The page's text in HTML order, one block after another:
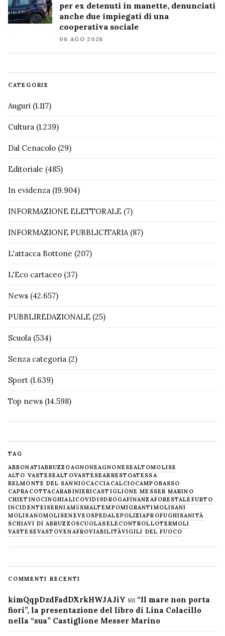
per ex detenuti in manette, denunciati
anche due impiegati di una
cooperativa sociale
06 AGO 2026
CATEGORIE
Auguri (1.117)
Cultura (1.239)
Dal Cenacolo (29)
Editoriale (485)
In evidenza (19.904)
INFORMAZIONE ELETTORALE (7)
INFORMAZIONE PUBBLICITARIA(87)
L'attacca Bottone (207)
L'Eco cartaceo (37)
News (42.657)
PUBBLIREDAZIONALE (25)
Scuola (534)
Senza categoria (2)
Sport (1.639)
Top news (14.598)
TAG
ABBONATIABRUZZOAGNONEAGNONESEALTOMOLISE
ALTO VASTESEALTOVASTESEARRESTOATESSA
BELMONTE DEL SANNIOCACCIACALCIOCAMPOBASSO
CAPRACOTTACARABINIERICASTIGLIONE MESSER MARINO
CHIETINOCINGHIALICOVID19DROGAFINANZAFORESTALE FURTO
INCIDENTEISERNIAM5SMALTEMPOMIGRANTIMOLISANI
MOLISANOMOLISENEVE OSPEDALEPOLIZIAPROFUGHISANITÀ
SCHIAVI DI ABRUZZOSCUOLASELECONTROLLOTERMOLI
VASTESEVASTOVENAFROVIABILITÀVIGILI DEL FUOCO
COMMENTI RECENTI
kimQqpDzdFadDXrkHWJAJiY su “Il mare non porta
fiori”, la presentazione del libro di Lina Colacillo
nella “sua” Castiglione Messer Marino